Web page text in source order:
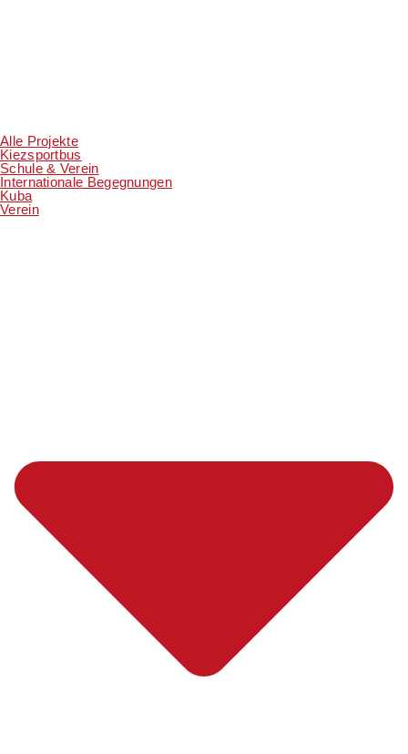
Alle Projekte
Kiezsportbus
Schule & Verein
Internationale Begegnungen
Kuba
Verein